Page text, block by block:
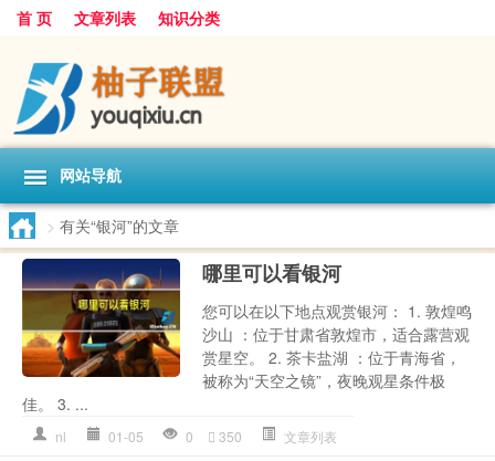
首 页 文章列表 知识分类
网站导航
> 有关“银河”的文章
哪里可以看银河
您可以在以下地点观赏银河： 1. 敦煌鸣
沙山 ：位于甘肃省敦煌市，适合露营观
赏星空。 2. 茶卡盐湖 ：位于青海省，
被称为“天空之镜”，夜晚观星条件极
佳。 3. ...
nl 01-05 0 350 文章列表